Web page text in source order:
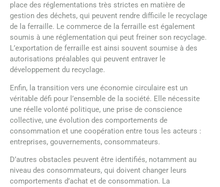
place des réglementations très strictes en matière de
gestion des déchets, qui peuvent rendre difficile le recyclage
de la ferraille. Le commerce de la ferraille est également
soumis à une réglementation qui peut freiner son recyclage.
L’exportation de ferraille est ainsi souvent soumise à des
autorisations préalables qui peuvent entraver le
développement du recyclage.
Enfin, la transition vers une économie circulaire est un
véritable défi pour l’ensemble de la société. Elle nécessite
une réelle volonté politique, une prise de conscience
collective, une évolution des comportements de
consommation et une coopération entre tous les acteurs :
entreprises, gouvernements, consommateurs.
D’autres obstacles peuvent être identifiés, notamment au
niveau des consommateurs, qui doivent changer leurs
comportements d’achat et de consommation. La